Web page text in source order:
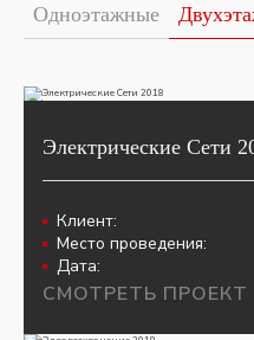
Одноэтажные
Электрические Сети
Клиент:
Место проведения:
Дата:
СМОТРЕТЬ ПРОЕКТ